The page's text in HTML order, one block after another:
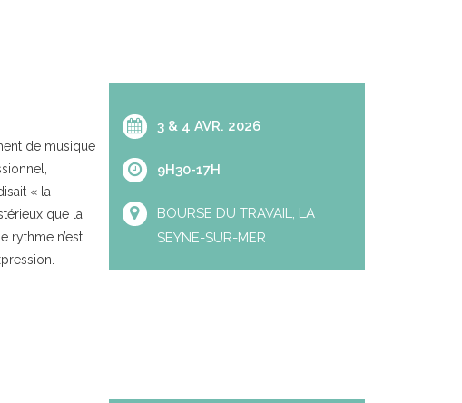
de musique
« la
que la
rythme n’est
3 & 4 AVR. 2026
9H30-17H
BOURSE DU TRAVAIL, LA
SEYNE-SUR-MER